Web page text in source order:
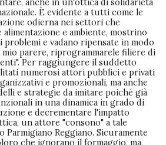
anche in un'ottica di solidarietà
È evidente a tutti come le
odierna nei settori che
e ambiente, mostrino
problemi e vadano ripensate in modo
mio parere, riprogrammarele filiere di
Per raggiungere il suddetto
numerosi attori pubblici e privati
e promozionali, ma anche
e strategie da imitare poiché già
in una dinamica in grado di
e decrementare l'impatto
un attore "consono" a tale
Parmigiano Reggiano. Sicuramente
che ignorano il formaggio, ma,